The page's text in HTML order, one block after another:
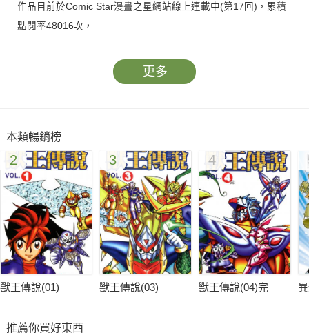
作品目前於Comic Star漫畫之星網站線上連載中(第17回)，累積
點閱率48016次，
更多
本類暢銷榜
2
獸王傳說(01)
3
獸王傳說(03)
4
獸王傳說(04)完
推薦你買好東西